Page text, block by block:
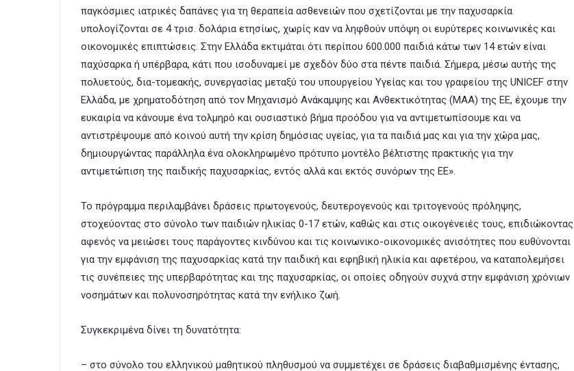
παγκόσμιες ιατρικές δαπάνες για τη θεραπεία ασθενειών που σχετίζονται με την παχυσαρκία
υπολογίζονται σε 4 τρισ. δολάρια ετησίως, χωρίς καν να ληφθούν υπόψη οι ευρύτερες κοινωνικές και
οικονομικές επιπτώσεις. Στην Ελλάδα εκτιμάται ότι περίπου 600.000 παιδιά κάτω των 14 ετών είναι
παχύσαρκα ή υπέρβαρα, κάτι που ισοδυναμεί με σχεδόν δύο στα πέντε παιδιά. Σήμερα, μέσω αυτής της
πολυετούς, δια-τομεακής, συνεργασίας μεταξύ του υπουργείου Υγείας και του γραφείου της UNICEF στην
Ελλάδα, με χρηματοδότηση από τον Μηχανισμό Ανάκαμψης και Ανθεκτικότητας (ΜΑΑ) της ΕΕ, έχουμε την
ευκαιρία να κάνουμε ένα τολμηρό και ουσιαστικό βήμα προόδου για να αντιμετωπίσουμε και να
αντιστρέψουμε από κοινού αυτή την κρίση δημόσιας υγείας, για τα παιδιά μας και για την χώρα μας,
δημιουργώντας παράλληλα ένα ολοκληρωμένο πρότυπο μοντέλο βέλτιστης πρακτικής για την
αντιμετώπιση της παιδικής παχυσαρκίας, εντός αλλά και εκτός συνόρων της ΕΕ».
Το πρόγραμμα περιλαμβάνει δράσεις πρωτογενούς, δευτερογενούς και τριτογενούς πρόληψης,
στοχεύοντας στο σύνολο των παιδιών ηλικίας 0-17 ετών, καθώς και στις οικογένειές τους, επιδιώκοντας
αφενός να μειώσει τους παράγοντες κινδύνου και τις κοινωνικο-οικονομικές ανισότητες που ευθύνονται
για την εμφάνιση της παχυσαρκίας κατά την παιδική και εφηβική ηλικία και αφετέρου, να καταπολεμήσει
τις συνέπειες της υπερβαρότητας και της παχυσαρκίας, οι οποίες οδηγούν συχνά στην εμφάνιση χρόνιων
νοσημάτων και πολυνοσηρότητας κατά την ενήλικο ζωή.
Συγκεκριμένα δίνει τη δυνατότητα:
– στο σύνολο του ελληνικού μαθητικού πληθυσμού να συμμετέχει σε δράσεις διαβαθμισμένης έντασης,